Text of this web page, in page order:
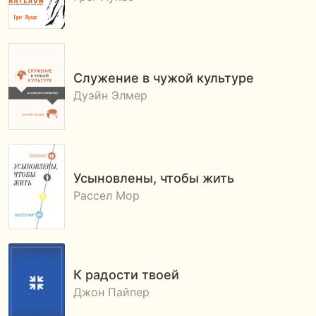
Служение в чужой культуре
Дуэйн Элмер
Усыновлены, чтобы жить
Рассел Мор
К радости твоей
Джон Пайпер